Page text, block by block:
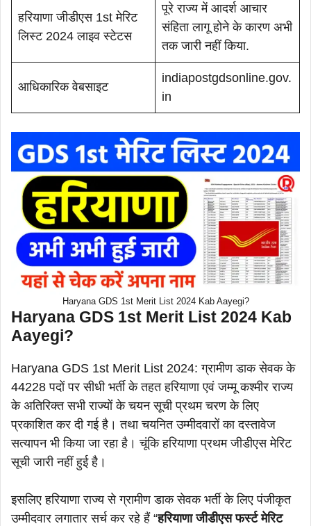
हरियाणा जीडीएस 1st मेरिट
लिस्ट 2024 लाइव स्टेटस
पूरे राज्य में आदर्श आचार
संहिता लागू होने के कारण अभी
तक जारी नहीं किया.
आधिकारिक वेबसाइट
indiapostgdsonline.gov.
in
Haryana GDS 1st Merit List 2024 Kab Aayegi?
Haryana GDS 1st Merit List 2024 Kab
Aayegi?
Haryana GDS 1st Merit List 2024: ग्रामीण डाक सेवक के
44228 पदों पर सीधी भर्ती के तहत हरियाणा एवं जम्मू कश्मीर राज्य
के अतिरिक्त सभी राज्यों के चयन सूची प्रथम चरण के लिए
प्रकाशित कर दी गई है। तथा चयनित उम्मीदवारों का दस्तावेज
सत्यापन भी किया जा रहा है। चूंकि हरियाणा प्रथम जीडीएस मेरिट
सूची जारी नहीं हुई है।
इसलिए हरियाणा राज्य से ग्रामीण डाक सेवक भर्ती के लिए पंजीकृत
उम्मीदवार लगातार सर्च कर रहे हैं “हरियाणा जीडीएस फर्स्ट मेरिट